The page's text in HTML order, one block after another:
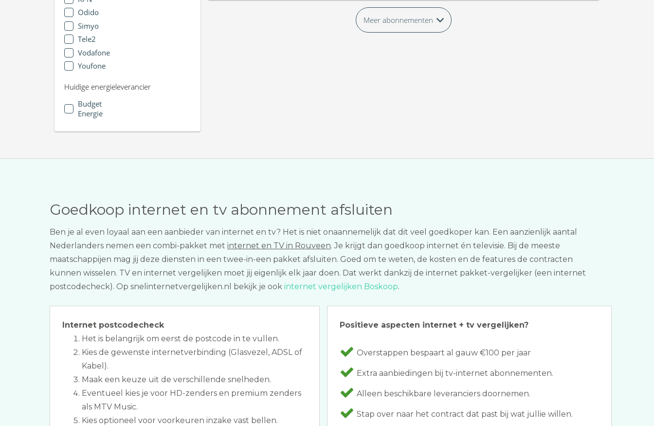
Odido
Simyo
Tele2
Vodafone
Youfone
Huidige energieleverancier
Budget
Energie
Meer abonnementen
Goedkoop internet en tv abonnement afsluiten
Ben je al even loyaal aan een aanbieder van internet en tv? Het is niet onaannemelijk dat dit veel goedkoper kan. Een aanzienlijk aantal
Nederlanders nemen een combi-pakket met internet en TV in Rouveen. Je krijgt dan goedkoop internet én televisie. Bij de meeste
maatschappijen mag jij deze diensten in een twee-in-een pakket afsluiten. Goed om te weten, de kosten en de features de contracten
kunnen wisselen. TV en internet vergelijken moet jij eigenlijk elk jaar doen. Dat werkt dankzij de internet pakket-vergelijker (een internet
postcodecheck). Op snelinternetvergelijken.nl bekijk je ook internet vergelijken Boskoop.
Internet postcodecheck
Het is belangrijk om eerst de postcode in te vullen.
Kies de gewenste internetverbinding (Glasvezel, ADSL of
Kabel).
Maak een keuze uit de verschillende snelheden.
Eventueel kies je voor HD-zenders en premium zenders
als MTV Music.
Kies optioneel voor voorkeuren inzake vast bellen.
Positieve aspecten internet + tv vergelijken?
Overstappen bespaart al gauw €100 per jaar
Extra aanbiedingen bij tv-internet abonnementen.
Alleen beschikbare leveranciers doornemen.
Stap over naar het contract dat past bij wat jullie willen.